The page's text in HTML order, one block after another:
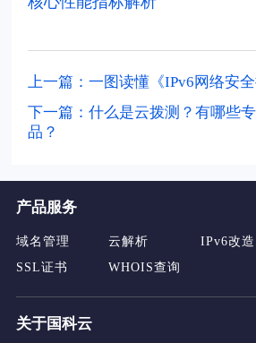
上一篇：一图读懂《IPv6网络安全
下一篇：什么是云拨测？有哪些
品？
产品服务
域名管理 云解析 IPv6改造
SSL证书
WHOIS查询
关于国科云